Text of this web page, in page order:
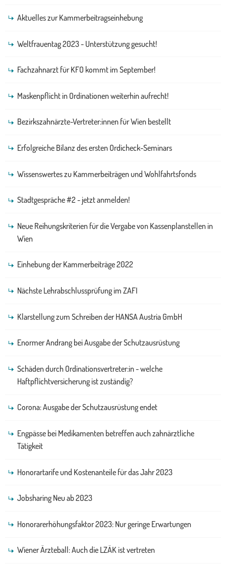
Aktuelles zur Kammerbeitragseinhebung
Weltfrauentag 2023 - Unterstützung gesucht!
Fachzahnarzt für KFO kommt im September!
Maskenpflicht in Ordinationen weiterhin aufrecht!
Bezirkszahnärzte-Vertreter:innen für Wien bestellt
Erfolgreiche Bilanz des ersten Ordicheck-Seminars
Wissenswertes zu Kammerbeiträgen und Wohlfahrtsfonds
Stadtgespräche #2 - jetzt anmelden!
Neue Reihungskriterien für die Vergabe von Kassenplanstellen in
Wien
Einhebung der Kammerbeiträge 2022
Nächste Lehrabschlussprüfung im ZAFI
Klarstellung zum Schreiben der HANSA Austria GmbH
Enormer Andrang bei Ausgabe der Schutzausrüstung
Schäden durch Ordinationsvertreter:in - welche
Haftpflichtversicherung ist zuständig?
Corona: Ausgabe der Schutzausrüstung endet
Engpässe bei Medikamenten betreffen auch zahnärztliche
Tätigkeit
Honorartarife und Kostenanteile für das Jahr 2023
Jobsharing Neu ab 2023
Honorarerhöhungsfaktor 2023: Nur geringe Erwartungen
Wiener Ärzteball: Auch die LZÄK ist vertreten